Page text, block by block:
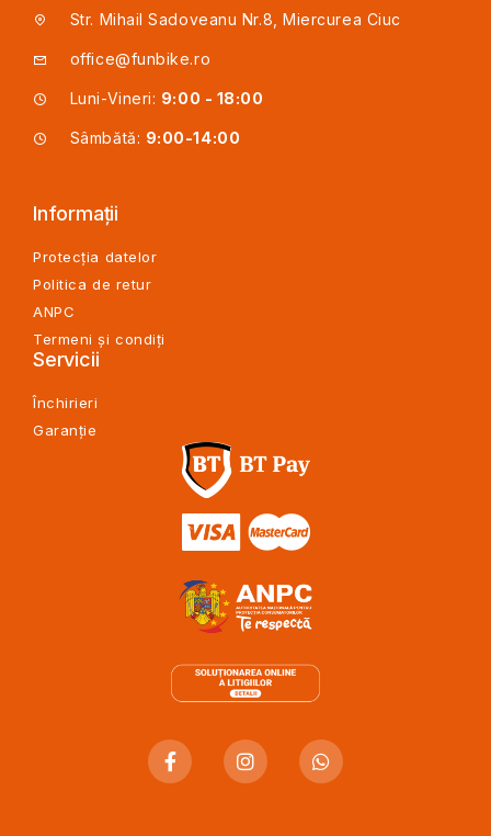
Str. Mihail Sadoveanu Nr.8, Miercurea Ciuc
office@funbike.ro
Luni-Vineri: 9:00 - 18:00
Sâmbătă: 9:00-14:00
Informații
Protecția datelor
Politica de retur
ANPC
Termeni și condiți
Servicii
Închirieri
Garanție